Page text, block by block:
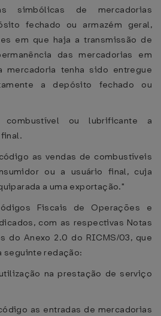
simbólicas de mercadorias
fechado ou armazém geral,
em que haja a transmissão de
das mercadorias em
mercadoria tenha sido entregue
a depósito fechado ou
ou lubrificante a
as vendas de combustíveis
ou a usuário final, cuja
a uma exportação."
Fiscais de Operações e
com as respectivas Notas
do Anexo 2.0 do RICMS/03, que
seguinte redação:
na prestação de serviço
as entradas de mercadorias